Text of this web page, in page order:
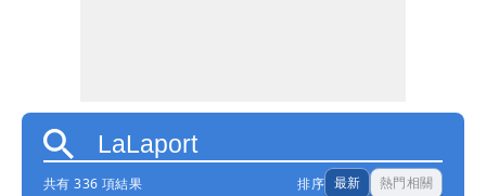
共有 336 項結果 排序 最新 熱門相關